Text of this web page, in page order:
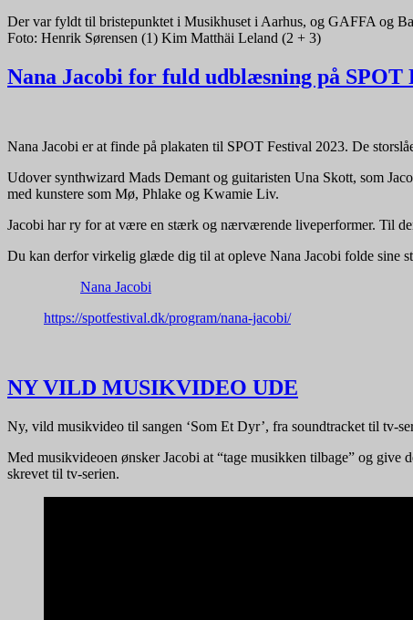
Der var fyldt til bristepunktet i Musikhuset i Aarhus, og GAFFA og
Foto: Henrik Sørensen (1) Kim Matthäi Leland (2 + 3)
Nana Jacobi for fuld udblæsning på SPOT
Nana Jacobi er at finde på plakaten til SPOT Festival 2023. De
Udover synthwizard Mads Demant og guitaristen Una Skott, som
med kunstere som Mø, Phlake og Kwamie Liv.
Jacobi har ry for at være en stærk og nærværende liveperformer. Til
Du kan derfor virkelig glæde dig til at opleve Nana Jacobi folde sine
Nana Jacobi
https://spotfestival.dk/program/nana-jacobi/
NY VILD MUSIKVIDEO UDE
Ny, vild musikvideo til sangen ‘Som Et Dyr’, fra soundtracket til tv-
Med musikvideoen ønsker Jacobi at “tage musikken tilbage” og give
skrevet til tv-serien.